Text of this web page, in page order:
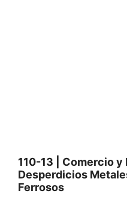
110-13 | Comercio y
Desperdicios
Ferrosos